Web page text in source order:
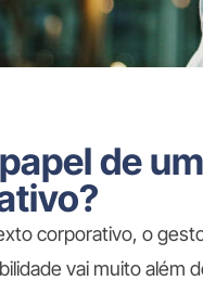
de
corporativo, o
vai muito além